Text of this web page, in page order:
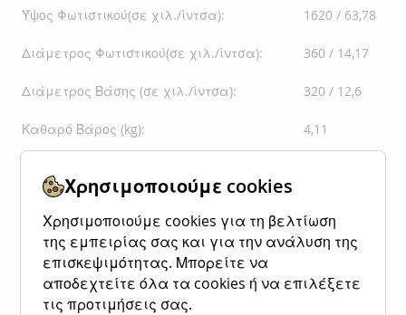
Ύψος Φωτιστικού(σε χιλ./ίντσα): 1620 / 63,78
Διάμετρος Φωτιστικού(σε χιλ./ίντσα): 360 / 14,17
Διάμετρος Βάσης (σε χιλ./ίντσα): 320 / 12,6
Καθαρό Βάρος (kg): 4,11
Χρησιμοποιούμε cookies
Χρησιμοποιούμε cookies για τη βελτίωση
της εμπειρίας σας και για την ανάλυση της
επισκεψιμότητας. Μπορείτε να
αποδεχτείτε όλα τα cookies ή να επιλέξετε
τις προτιμήσεις σας.